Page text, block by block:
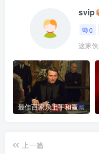
svip
0
这家
最佳百家乐上手和赢钱指南 – 终极版
上一篇